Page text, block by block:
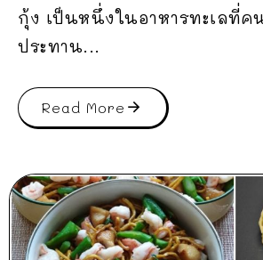
กุ้ง เป็นหนึ่งในอาหารทะเลที่ค
ประทาน...
Read More